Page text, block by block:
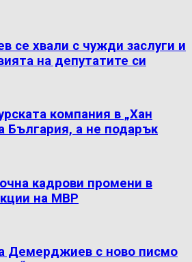
се хвали с чужди заслуги и
на депутатите си
компания в „Хан
България, а не подарък
кадрови промени в
на МВР
Демерджиев с ново писмо